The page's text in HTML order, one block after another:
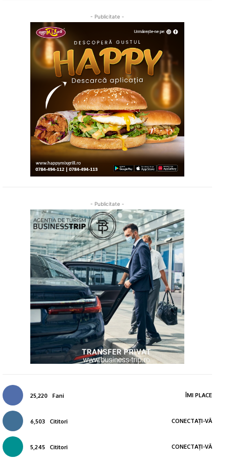
- Publicitate -
- Publicitate -
25,220 Fani ÎMI PLACE
6,503 Cititori CONECTAȚI-VĂ
5,245 Cititori CONECTAȚI-VĂ